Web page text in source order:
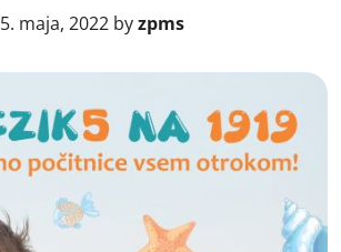
5. maja, 2022 byzpms